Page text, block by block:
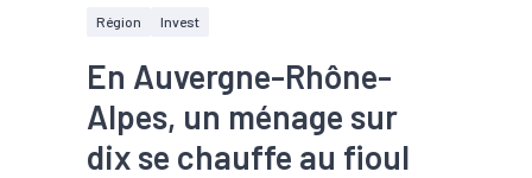
Région Invest
En Auvergne-Rhône-
Alpes, un ménage sur
dix se chauffe au fioul